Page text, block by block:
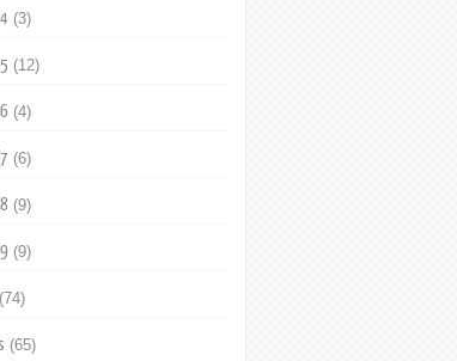
(3)
(12)
(4)
(6)
(9)
(9)
(74)
(65)